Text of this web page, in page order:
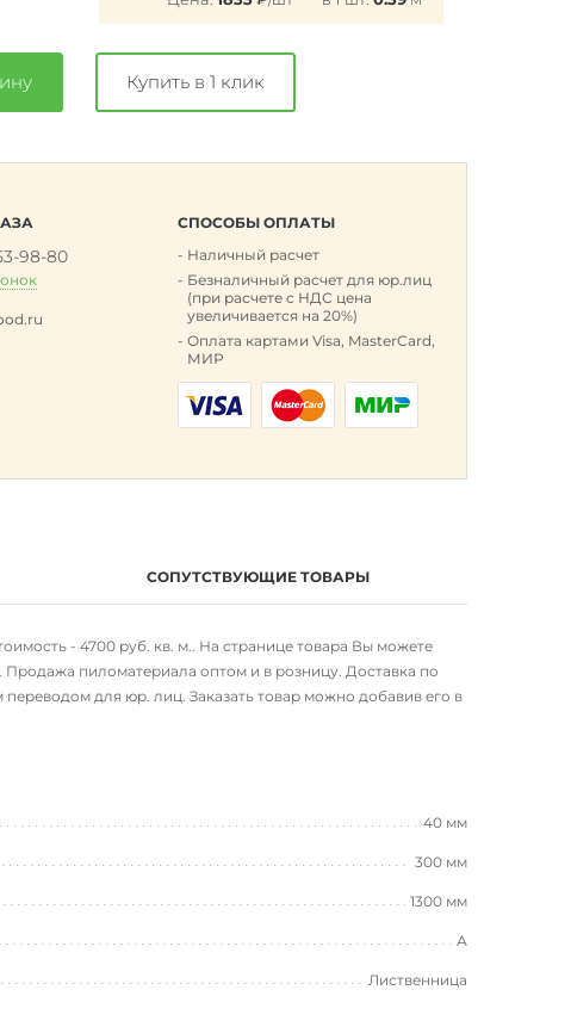
Купить в 1 клик
98-80
СПОСОБЫ ОПЛАТЫ
Наличный расчет
Безналичный расчет для юр.лиц
(при расчете с НДС цена
увеличивается на 20%)
Оплата картами Visa, MasterCard,
МИР
- 4700 руб. кв. м.. На странице товара Вы можете
пиломатериала оптом и в розницу. Доставка по
для юр. лиц. Заказать товар можно добавив его в
40 мм
300 мм
1300 мм
А
Лиственница
СОПУТСТВУЮЩИЕ ТОВАРЫ